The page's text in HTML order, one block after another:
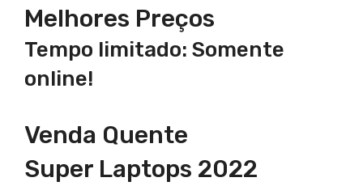
Melhores Preços
Tempo limitado: Somente
online!
Venda Quente
Super Laptops 2022